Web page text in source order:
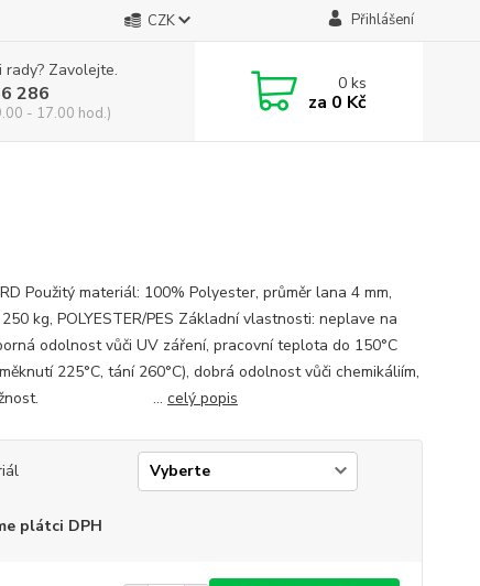
CZK Přihlášení
rady? Zavolejte.
286
- 17.00 hod.)
0ks
za 0 Kč
Použitý materiál: 100% Polyester, průměr lana 4 mm,
kg, POLYESTER/PES Základní vlastnosti: neplave na
odolnost vůči UV záření, pracovní teplota do 150°C
225°C, tání 260°C), dobrá odolnost vůči chemikáliím,
tažnost. ... celý popis
plátci DPH